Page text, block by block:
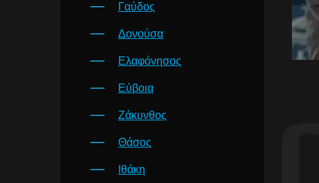
Γαύδος
Δονούσα
Ελαφόνησος
Εύβοια
Ζάκυνθος
Θάσος
Ιθάκη